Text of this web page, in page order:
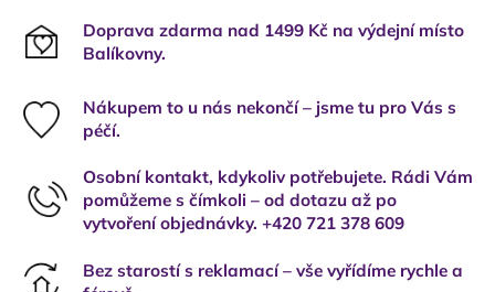
Doprava zdarma nad 1499 Kč na výdejní místo
Balíkovny.
Nákupem to u nás nekončí – jsme tu pro Vás s
péčí.
Osobní kontakt, kdykoliv potřebujete. Rádi Vám
pomůžeme s čímkoli – od dotazu až po
vytvoření objednávky. +420 721 378 609
Bez starostí s reklamací – vše vyřídíme rychle a